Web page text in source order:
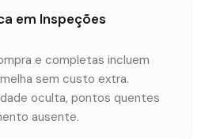
em Inspeções
e completas incluem
sem custo extra.
oculta, pontos quentes
ausente.